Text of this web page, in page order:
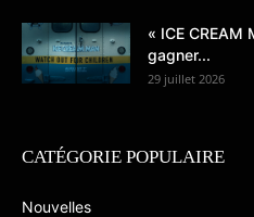
« ICE CREAM
gagner...
29 juillet 2026
CATÉGORIE POPULAIRE
Nouvelles